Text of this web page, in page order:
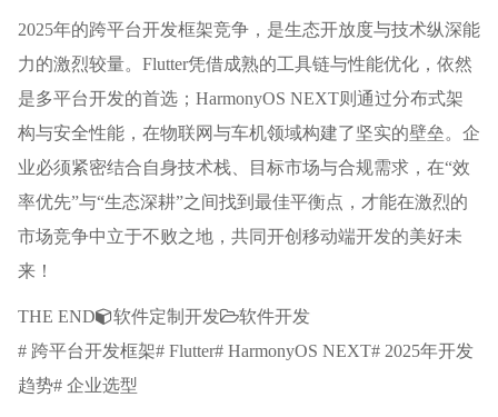
2025年的跨平台开发框架竞争，是生态开放度与技术纵深能
力的激烈较量。Flutter凭借成熟的工具链与性能优化，依然
是多平台开发的首选；HarmonyOS NEXT则通过分布式架
构与安全性能，在物联网与车机领域构建了坚实的壁垒。企
业必须紧密结合自身技术栈、目标市场与合规需求，在“效
率优先”与“生态深耕”之间找到最佳平衡点，才能在激烈的
市场竞争中立于不败之地，共同开创移动端开发的美好未
来！
THE END 软件定制开发
软件开发
# 跨平台开发框架# Flutter# HarmonyOS NEXT# 2025年开发
趋势# 企业选型